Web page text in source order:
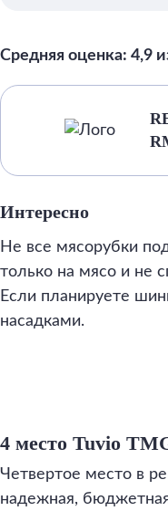
Средняя оценка: 4,9
Интересно
Не все мясорубки
только на мясо и не
Если планируете
насадками.
4 место Tuvio
Четвертое место в
надежная,